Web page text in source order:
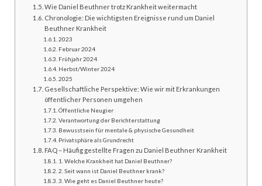
Wie Daniel Beuthner trotz Krankheit weitermacht
Chronologie: Die wichtigsten Ereignisse rund um Daniel
Beuthner Krankheit
2023
Februar 2024
Frühjahr 2024
Herbst/Winter 2024
2025
Gesellschaftliche Perspektive: Wie wir mit Erkrankungen
öffentlicher Personen umgehen
Öffentliche Neugier
Verantwortung der Berichterstattung
Bewusstsein für mentale & physische Gesundheit
Privatsphäre als Grundrecht
FAQ – Häufig gestellte Fragen zu Daniel Beuthner Krankheit
1. Welche Krankheit hat Daniel Beuthner?
2. Seit wann ist Daniel Beuthner krank?
3. Wie geht es Daniel Beuthner heute?